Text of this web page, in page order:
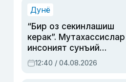
синовларга тўла ҳаёти
Дунё
“Бир оз секинлашиш
керак”. Мутахассислар
инсоният сунъий
интеллектни бошқара
олмай қолишидан
12:40 / 04.08.2026